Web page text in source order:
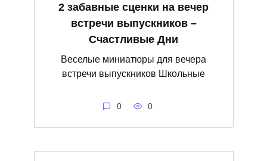
2 забавные сценки на вечер
встречи выпускников –
Счастливые Дни
Веселые миниатюры для вечера
встречи выпускников Школьные
0 0